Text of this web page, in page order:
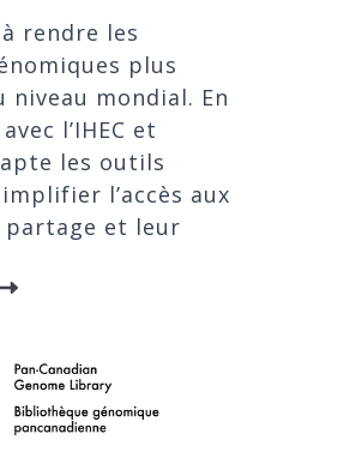
rendre les
plus
niveau mondial. En
l’IHEC et
les outils
l’accès aux
partage et leur